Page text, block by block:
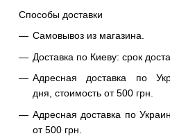
Способы доставки
Самовывоз из магазина.
Доставка по Киеву: срок
Адресная доставка по
дня, стоимость от 500 грн.
Адресная доставка по
от 500 грн.